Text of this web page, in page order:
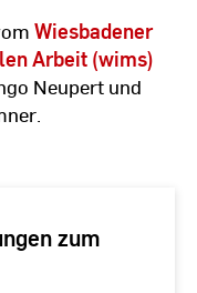
Wiesbadener
Arbeit (wims)
Neupert und
zum